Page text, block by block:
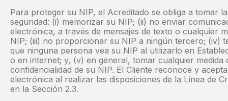
Para proteger su NIP, el Acreditado se obliga a tomar
seguridad: (i) memorizar su NIP; (ii) no enviar
electrónica, a través de mensajes de texto o cualquier
NIP; (iii) no proporcionar su NIP a ningún tercero; (iv)
que ninguna persona vea su NIP al utilizarlo en
o en internet; y, (v) en general, tomar cualquier medida
confidencialidad de su NIP. El Cliente reconoce y
electrónica al realizar las disposiciones de la Línea de
en la Sección 2.3.